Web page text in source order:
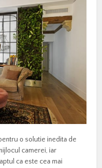
o solutie inedita de
camerei, iar
ca este cea mai